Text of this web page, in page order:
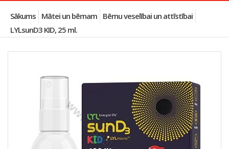
g
g
e
g
e
g
a
i
o
Sākums Mātei un bērnam Bērnu veselībai un attīstībai
LYLsunD3 KID, 25 ml.